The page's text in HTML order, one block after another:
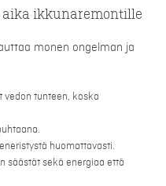
aika ikkunaremontille
monen ongelman ja
vedon tunteen, koska
huomattavasti.
säästät sekä energiaa että